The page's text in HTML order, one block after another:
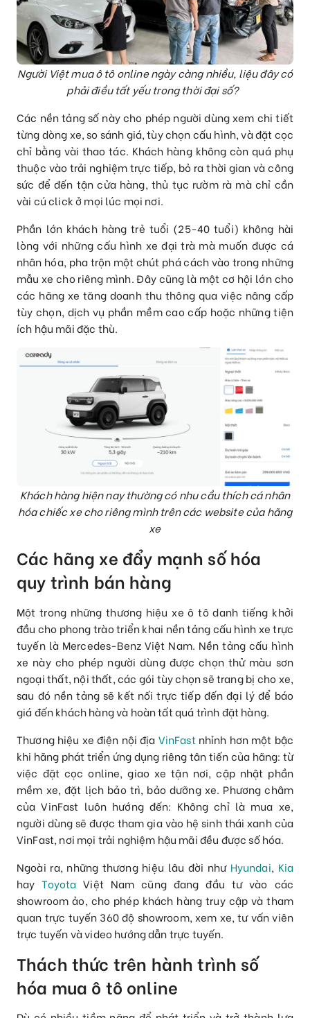
Người Việt mua ô tô online ngày càng nhiều, liệu đây có
phải điều tất yếu trong thời đại số?
Các nền tảng số này cho phép người dùng xem chi tiết
từng dòng xe, so sánh giá, tùy chọn cấu hình, và đặt cọc
chỉ bằng vài thao tác. Khách hàng không còn quá phụ
thuộc vào trải nghiệm trực tiếp, bỏ ra thời gian và công
sức để đến tận cửa hàng, thủ tục rườm rà mà chỉ cần
vài cú click ở mọi lúc mọi nơi.
Phần lớn khách hàng trẻ tuổi (25-40 tuổi) không hài
lòng với những cấu hình xe đại trà mà muốn được cá
nhân hóa, pha trộn một chút phá cách vào trong những
mẫu xe cho riêng mình. Đây cũng là một cơ hội lớn cho
các hãng xe tăng doanh thu thông qua việc nâng cấp
tùy chọn, dịch vụ phần mềm cao cấp hoặc những tiện
ích hậu mãi đặc thù.
Khách hàng hiện nay thường có nhu cầu thích cá nhân
hóa chiếc xe cho riêng mình trên các website của hãng
xe
Các hãng xe đẩy mạnh số hóa
quy trình bán hàng
Một trong những thương hiệu xe ô tô danh tiếng khởi
đầu cho phong trào triển khai nền tảng cấu hình xe trực
tuyến là Mercedes-Benz Việt Nam. Nền tảng cấu hình
xe này cho phép người dùng được chọn thử màu sơn
ngoại thất, nội thất, các gói tùy chọn sẽ trang bị cho xe,
sau đó nền tảng sẽ kết nối trực tiếp đến đại lý để báo
giá đến khách hàng và hoàn tất quá trình đặt hàng.
Thương hiệu xe điện nội địa VinFastnhỉnh hơn một bậc
khi hãng phát triển ứng dụng riêng tân tiến của hãng: từ
việc đặt cọc online, giao xe tận nơi, cập nhật phần
mềm xe, đặt lịch bảo trì, bảo dưỡng xe. Phương châm
của VinFast luôn hướng đến: Không chỉ là mua xe,
người dùng sẽ được tham gia vào hệ sinh thái xanh của
VinFast, nơi mọi trải nghiệm hậu mãi đều được số hóa.
Ngoài ra, những thương hiệu lâu đời như Hyundai, Kia
hayToyota Việt Nam cũng đang đầu tư vào các
showroom ảo, cho phép khách hàng truy cập và tham
quan trực tuyến 360 độ showroom, xem xe, tư vấn viên
trực tuyến và video hướng dẫn trực tuyến.
Thách thức trên hành trình số
hóa mua ô tô online